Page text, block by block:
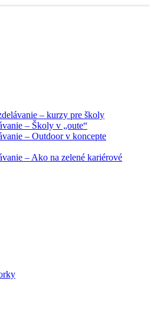
– kurzy pre školy
– Školy v „oute“
– Outdoor v koncepte
– Ako na zelené kariérové